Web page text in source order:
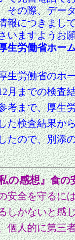
際、データ
報につきまし
いますようお
生労働省ホー
生労働省のホ
月までの検査
考まで、厚生
た検査結果か
たので、別添
の感想』食の
安全を守るに
しかないと感
個人的に第三